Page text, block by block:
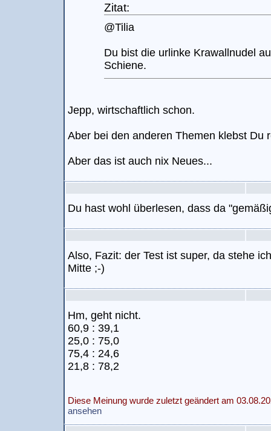
Zitat:
@Tilia
Du bist die urlinke Krawallnudel
Schiene.
Jepp, wirtschaftlich schon.
Aber bei den anderen Themen klebst Du
Aber das ist auch nix Neues...
Du hast wohl überlesen, dass da
Also, Fazit: der Test ist super, da stehe
Mitte ;-)
Hm, geht nicht.
60,9 : 39,1
25,0 : 75,0
75,4 : 24,6
21,8 : 78,2
Diese Meinung wurde zuletzt geändert am
ansehen